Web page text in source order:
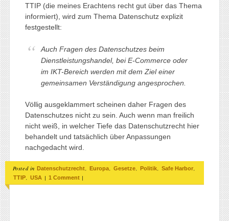
TTIP (die meines Erachtens recht gut über das Thema
informiert), wird zum Thema Datenschutz explizit
festgestellt:
Auch Fragen des Datenschutzes beim
Dienstleistungshandel, bei E-Commerce oder
im IKT-Bereich werden mit dem Ziel einer
gemeinsamen Verständigung angesprochen.
Völlig ausgeklammert scheinen daher Fragen des
Datenschutzes nicht zu sein. Auch wenn man freilich
nicht weiß, in welcher Tiefe das Datenschutzrecht hier
behandelt und tatsächlich über Anpassungen
nachgedacht wird.
Posted in Datenschutzrecht Europa Gesetze Politik Safe Harbor
TTIP USA | 1 Comment |